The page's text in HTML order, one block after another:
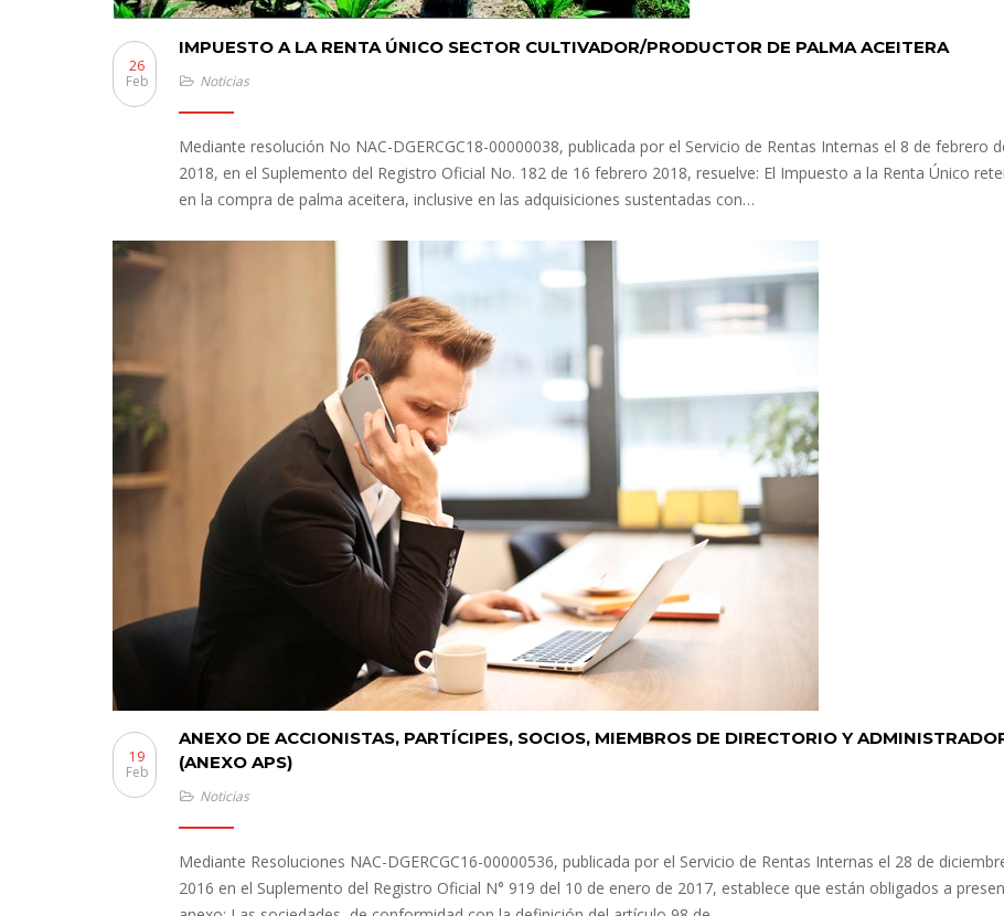
IMPUESTO A LA RENTA ÚNICO SECTOR CULTIVADOR/PRODUCTOR DE PALMA ACEITERA
26
Feb
Noticias
Mediante resolución No NAC-DGERCGC18-00000038, publicada por el Servicio de Rentas Internas el 8 de febrero
2018, en el Suplemento del Registro Oficial No. 182 de 16 febrero 2018, resuelve: El Impuesto a la Renta Único
en la compra de palma aceitera, inclusive en las adquisiciones sustentadas con…
ANEXO DE ACCIONISTAS, PARTÍCIPES, SOCIOS, MIEMBROS DE DIRECTORIO Y
(ANEXO APS)
19
Feb
Noticias
Mediante Resoluciones NAC-DGERCGC16-00000536, publicada por el Servicio de Rentas Internas el 28 de
2016 en el Suplemento del Registro Oficial N° 919 del 10 de enero de 2017, establece que están obligados a